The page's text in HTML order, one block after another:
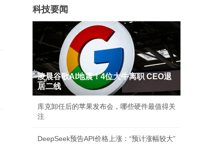
科技要闻
凌晨谷歌AI地震！4位大牛离职 CEO退
居二线
库克卸任后的苹果发布会，哪些硬件最值得关
注
DeepSeek预告API价格上涨：“预计涨幅较大”